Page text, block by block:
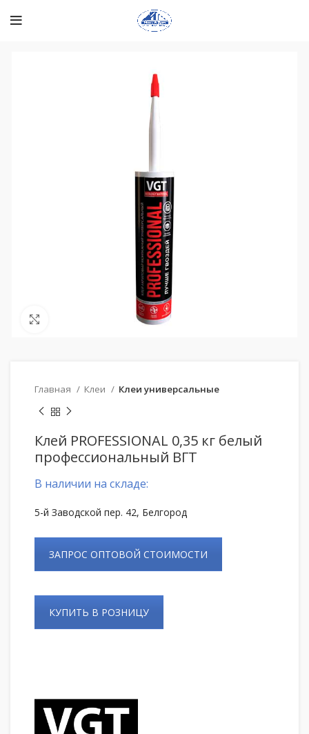
Нажмите, чтобы увеличить
Главная Клеи Клеи универсальные
Клей PROFESSIONAL 0,35 кг белый
профессиональный ВГТ
В наличии на складе:
5-й Заводской пер. 42, Белгород
ЗАПРОС ОПТОВОЙ СТОИМОСТИ
КУПИТЬ В РОЗНИЦУ